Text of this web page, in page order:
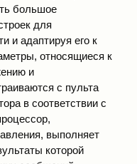
большое
для
и адаптируя его к
относящиеся к
и
с пульта
в соответствии с
выполняет
которой